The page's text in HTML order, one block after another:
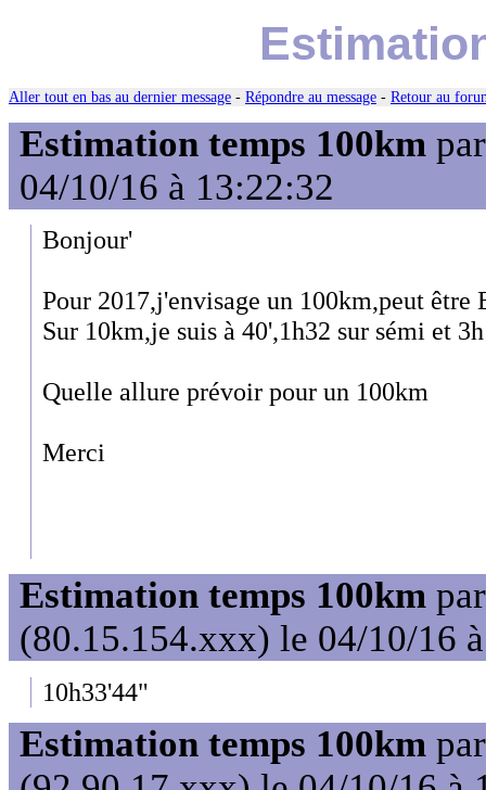
Aller tout en bas au dernier message - Répondre au message - Retour au
Estimation temps 100km
04/10/16 à 13:22:32
Bonjour'
Pour 2017,j'envisage un 100km,peut être
Sur 10km,je suis à 40',1h32 sur sémi et
Quelle allure prévoir pour un 100km
Merci
Estimation temps 100km
(80.15.154.xxx) le 04/10/16
10h33'44"
Estimation temps 100km